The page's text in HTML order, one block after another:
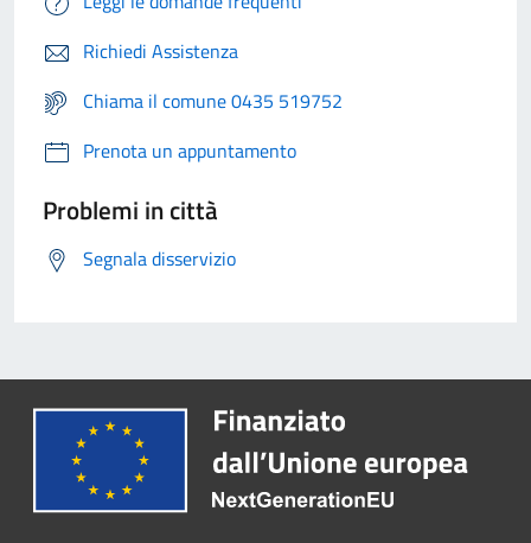
Richiedi Assistenza
Chiama il comune 0435 519752
Prenota un appuntamento
Problemi in città
Segnala disservizio